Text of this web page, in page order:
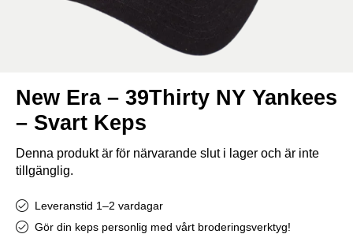
New Era – 39Thirty NY Yankees
– Svart Keps
Denna produkt är för närvarande slut i lager och är inte
tillgänglig.
Leveranstid 1–2 vardagar
Gör din keps personlig med vårt broderingsverktyg!